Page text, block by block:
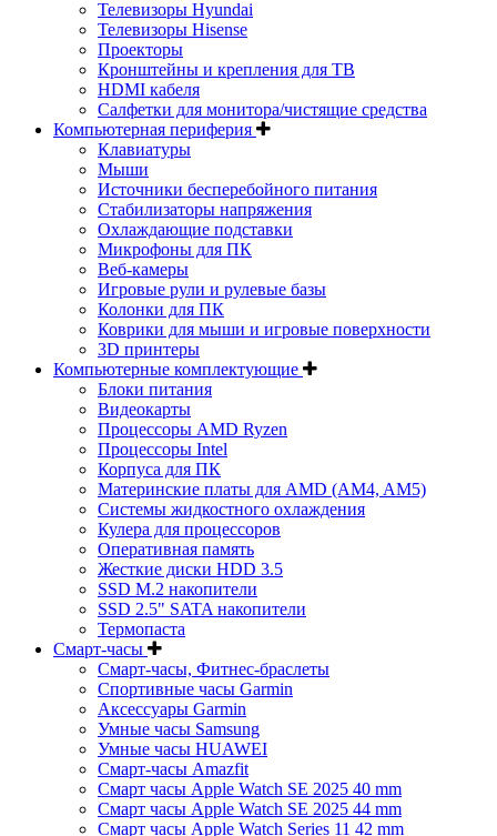
Телевизоры Hyundai
Телевизоры Hisense
Проекторы
Кронштейны и крепления для ТВ
HDMI кабеля
Салфетки для монитора/чистящие средства
Компьютерная периферия
Клавиатуры
Мыши
Источники бесперебойного питания
Стабилизаторы напряжения
Охлаждающие подставки
Микрофоны для ПК
Веб-камеры
Игровые рули и рулевые базы
Колонки для ПК
Коврики для мыши и игровые поверхности
3D принтеры
Компьютерные комплектующие
Блоки питания
Видеокарты
Процессоры AMD Ryzen
Процессоры Intel
Корпуса для ПК
Материнские платы для AMD (AM4, AM5)
Системы жидкостного охлаждения
Кулера для процессоров
Оперативная память
Жесткие диски HDD 3.5
SSD M.2 накопители
SSD 2.5" SATA накопители
Термопаста
Смарт-часы
Смарт-часы, Фитнес-браслеты
Спортивные часы Garmin
Аксессуары Garmin
Умные часы Samsung
Умные часы HUAWEI
Смарт-часы Amazfit
Смарт часы Apple Watch SE 2025 40 mm
Смарт часы Apple Watch SE 2025 44 mm
Смарт часы Apple Watch Series 11 42 mm